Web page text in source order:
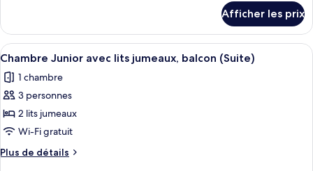
Chambre
Junior
double,
balcon
(Suite)
Chambre
Junior
double,
(Suite)
Afficher les prix
Afficher
toutes
les
photos
pour
ce
type
de
Une chambre d’hôtel avec deux
6
Chambre Junior avec lits jumeaux, balcon (Suite)
1 chambre
3 personnes
2 lits jumeaux
Wi-Fi gratuit
Plus de détails
Plus